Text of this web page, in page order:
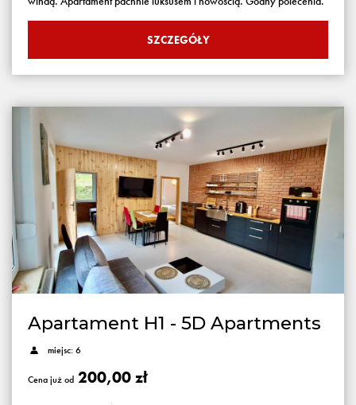
SZCZEGÓŁY
Apartament H1 - 5D Apartments
miejsc: 6
Cena już od 200,00 zł